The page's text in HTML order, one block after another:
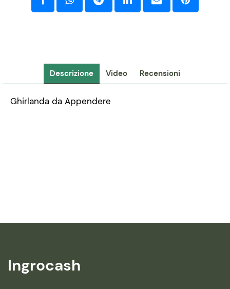
Descrizione Video Recensioni
Ghirlanda da Appendere
Ingrocash